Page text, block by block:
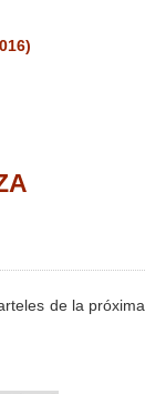
de la próxima